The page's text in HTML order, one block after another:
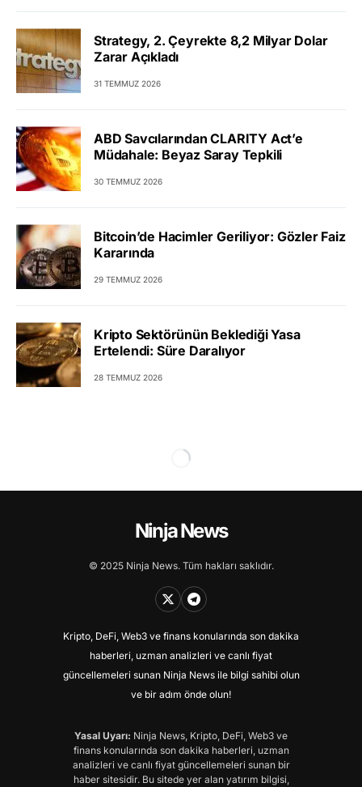
Strategy, 2. Çeyrekte 8,2 Milyar Dolar
Zarar Açıkladı
31 TEMMUZ 2026
ABD Savcılarından CLARITY Act’e
Müdahale: Beyaz Saray Tepkili
30 TEMMUZ 2026
Bitcoin’de Hacimler Geriliyor: Gözler Faiz
Kararında
29 TEMMUZ 2026
Kripto Sektörünün Beklediği Yasa
Ertelendi: Süre Daralıyor
28 TEMMUZ 2026
Ninja News
© 2025 Ninja News. Tüm hakları saklıdır.
Kripto, DeFi, Web3 ve finans konularında son dakika
haberleri, uzman analizleri ve canlı fiyat
güncellemeleri sunan Ninja News ile bilgi sahibi olun
ve bir adım önde olun!
Yasal Uyarı: Ninja News, Kripto, DeFi, Web3 ve
finans konularında son dakika haberleri, uzman
analizleri ve canlı fiyat güncellemeleri sunan bir
haber sitesidir. Bu sitede yer alan yatırım bilgisi,